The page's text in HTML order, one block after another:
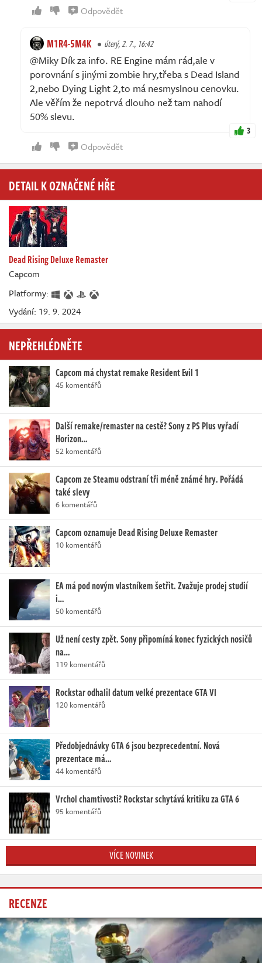
Odpovědět
M1R4-5M4K úterý, 2. 7., 16:42
@Miky Dík za info. RE Engine mám rád,ale v
porovnání s jinými zombie hry,třeba s Dead Island
2,nebo Dying Light 2,to má nesmyslnou cenovku.
Ale věřím že nepotrvá dlouho než tam nahodí
50% slevu.
3
Odpovědět
DETAIL K OZNAČENÉ HŘE
Dead Rising Deluxe Remaster
Capcom
Platformy:
Vydání: 19. 9. 2024
NEPŘEHLÉDNĚTE
Capcom má chystat remake Resident Evil 1
45 komentářů
Další remake/remaster na cestě? Sony z PS Plus vyřadí
Horizon…
52 komentářů
Capcom ze Steamu odstraní tři méně známé hry. Pořádá
také slevy
6 komentářů
Capcom oznamuje Dead Rising Deluxe Remaster
10 komentářů
EA má pod novým vlastníkem šetřit. Zvažuje prodej studií
i…
50 komentářů
Už není cesty zpět. Sony připomíná konec fyzických nosičů
na…
119 komentářů
Rockstar odhalil datum velké prezentace GTA VI
120 komentářů
Předobjednávky GTA 6 jsou bezprecedentní. Nová
prezentace má…
44 komentářů
Vrchol chamtivosti? Rockstar schytává kritiku za GTA 6
95 komentářů
VÍCE NOVINEK
RECENZE